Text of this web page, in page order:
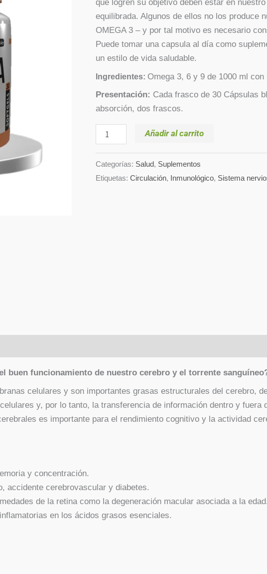
que logren su objetivo deben estar en
equilibrada. Algunos de ellos no los produce
OMEGA 3 – y por tal motivo es necesario
Puede tomar una capsula al día como
un estilo de vida saludable.
Ingredientes: Omega 3, 6 y 9 de 1000 ml con
Presentación: Cada frasco de 30 Cápsulas
absorción, dos frascos.
6
mg
x
30
softgels
cantidad
Añadir al carrito
Categorías: Salud, Suplementos
Etiquetas: Circulación, Inmunológico, Sistema
buen funcionamiento de nuestro cerebro y el torrente
celulares y son importantes grasas estructurales del cerebro,
y, por lo tanto, la transferencia de información dentro y fuera
es importante para el rendimiento cognitivo y la actividad
y concentración.
accidente cerebrovascular y diabetes.
de la retina como la degeneración macular asociada a la edad.
en los ácidos grasos esenciales.